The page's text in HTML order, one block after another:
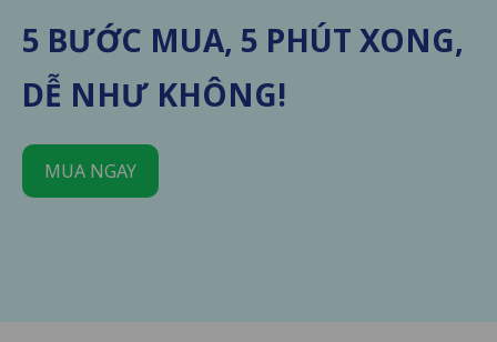
5 BƯỚC MUA, 5 PHÚT XONG,
DỄ NHƯ KHÔNG!
MUA NGAY